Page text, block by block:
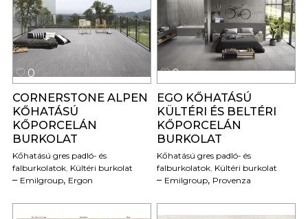
0
CORNERSTONE ALPEN
KŐHATÁSÚ
KŐPORCELÁN
BURKOLAT
Kőhatású gres padló- és
falburkolatok, Kültéri burkolat
Emilgroup, Ergon
0
EGO KŐHATÁSÚ
KÜLTÉRI ÉS BELTÉRI
KŐPORCELÁN
BURKOLAT
Kőhatású gres padló- és
falburkolatok, Kültéri burkolat
Emilgroup, Provenza